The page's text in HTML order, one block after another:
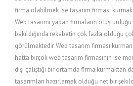
firma olabilmek ise tasarım firması
Web tasarımı yapan firmaların
bakıldığında rekabetin çok fazla olduğu
görülmektedir. Web tasarım firması
hatta birçok web tasarım firmasının ise
dışı çalıştığı bir ortamda firma kurmaktan
tasarımları hazırlamak olduğu net bir